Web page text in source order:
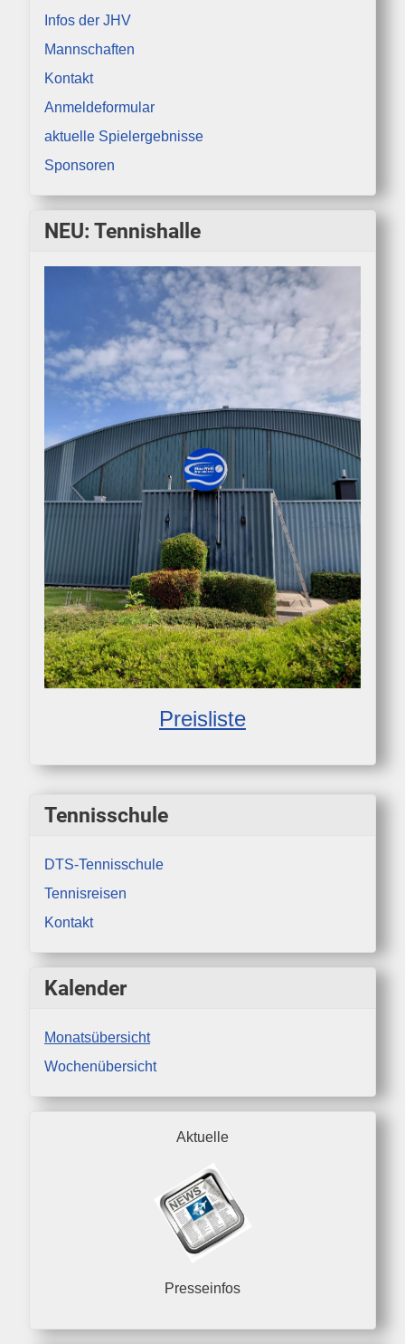
Tennisschule
DTS-Tennisschule
Tennisreisen
Kontakt
Kalender
Monatsübersicht
Wochenübersicht
Aktuelle
Presseinfos
Infos der JHV
Mannschaften
Kontakt
Anmeldeformular
aktuelle Spielergebnisse
Sponsoren
NEU: Tennishalle
Preisliste